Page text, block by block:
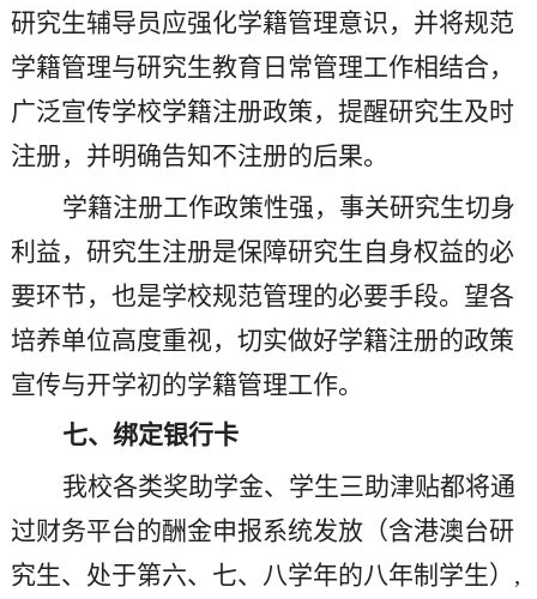
研究生辅导员应强化学籍管理意识，并将规范
学籍管理与研究生教育日常管理工作相结合，
广泛宣传学校学籍注册政策，提醒研究生及时
注册，并明确告知不注册的后果。
学籍注册工作政策性强，事关研究生切身
利益，研究生注册是保障研究生自身权益的必
要环节，也是学校规范管理的必要手段。望各
培养单位高度重视，切实做好学籍注册的政策
宣传与开学初的学籍管理工作。
七、绑定银行卡
我校各类奖助学金、学生三助津贴都将通
过财务平台的酬金申报系统发放（含港澳台研
究生、处于第六、七、八学年的八年制学生） ,